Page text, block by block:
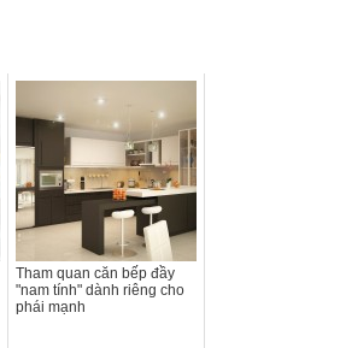
Tham quan căn bếp đầy
"nam tính" dành riêng cho
phái mạnh